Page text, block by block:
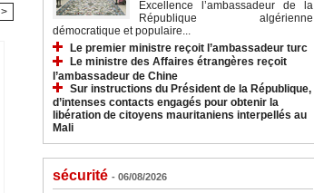
>
Excellence l’ambassadeur de la
République algérienne
démocratique et populaire...
Le premier ministre reçoit l’ambassadeur turc
Le ministre des Affaires étrangères reçoit
l’ambassadeur de Chine
Sur instructions du Président de la République,
d’intenses contacts engagés pour obtenir la
libération de citoyens mauritaniens interpellés au
Mali
sécurité - 06/08/2026